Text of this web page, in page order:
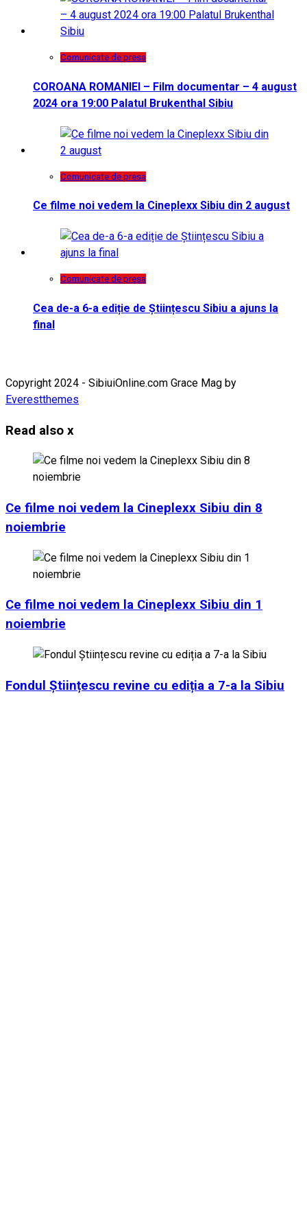
Comunicate de presa
COROANA ROMANIEI – Film documentar – 4 august
2024 ora 19:00 Palatul Brukenthal Sibiu
Comunicate de presa
Ce filme noi vedem la Cineplexx Sibiu din 2 august
Comunicate de presa
Cea de-a 6-a ediție de Științescu Sibiu a ajuns la
final
Copyright 2024 - SibiuiOnline.com Grace Mag by
Everestthemes
Read also x
Ce filme noi vedem la Cineplexx Sibiu din 8
noiembrie
Ce filme noi vedem la Cineplexx Sibiu din 1
noiembrie
Fondul Științescu revine cu ediția a 7-a la Sibiu